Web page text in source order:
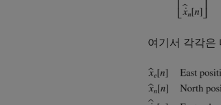
여기서 각각은